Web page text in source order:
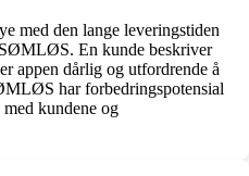
med den lange leveringstiden
En kunde beskriver
appen dårlig og utfordrende å
har forbedringspotensial
kundene og